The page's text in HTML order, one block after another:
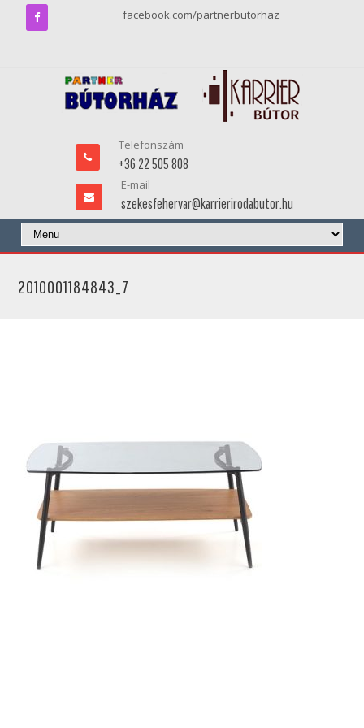
facebook.com/partnerbutorhaz
Telefonszám
+36 22 505 808
E-mail
szekesfehervar@karrierirodabutor.hu
2010001184843_7